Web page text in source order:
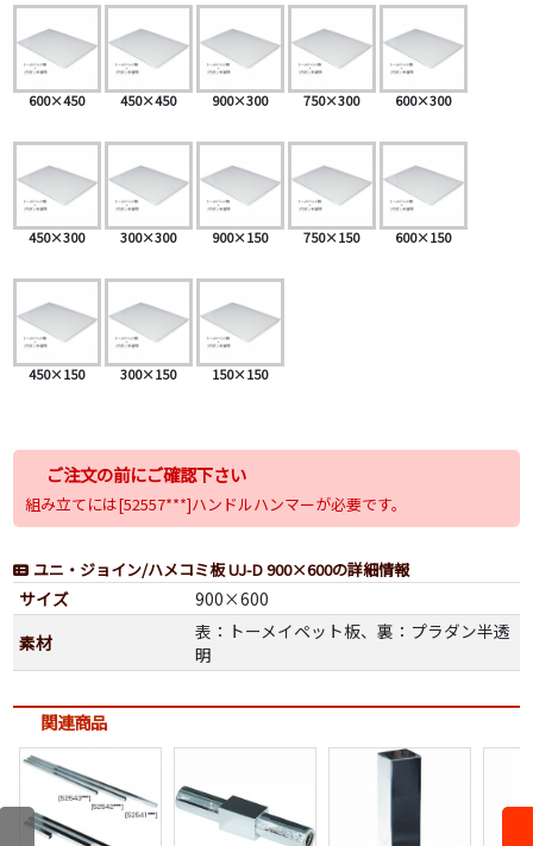
600×450 450×450 900×300 750×300 600×300
450×300 300×300 900×150 750×150 600×150
450×150 300×150 150×150
ご注文の前にご確認下さい
組み立てには[52557***]ハンドルハンマーが必要です。
ユニ・ジョイン/ハメコミ板 UJ-D 900×600の詳細情報
サイズ
900×600
素材
表：トーメイペット板、裏：プラダン半透
明
関連商品